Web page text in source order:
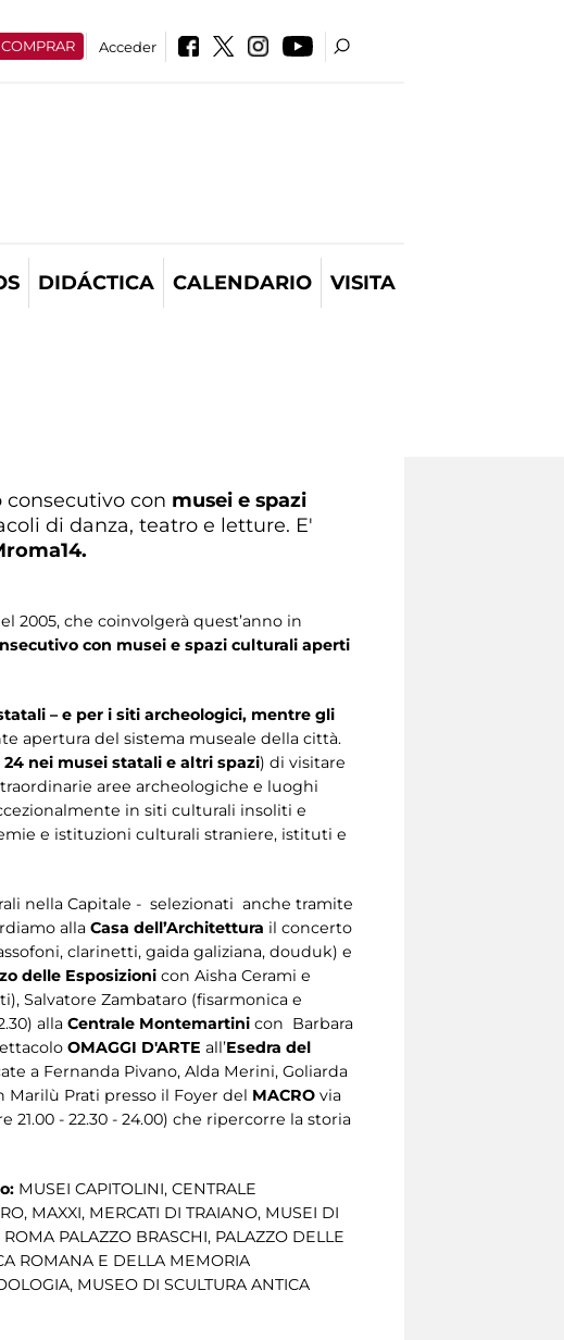
COMPRAR Acceder
DIDÁCTICA CALENDARIO VISITA
consecutivo con musei e spazi
di danza, teatro e letture. E'
2005, che coinvolgerà quest’anno in
con musei e spazi culturali aperti
– e per i siti archeologici, mentre gli
apertura del sistema museale della città.
nei musei statali e altri spazi) di visitare
aree archeologiche e luoghi
in siti culturali insoliti e
e istituzioni culturali straniere, istituti e
nella Capitale - selezionati anche tramite
alla Casa dell’Architettura il concerto
clarinetti, gaida galiziana, douduk) e
delle Esposizioni con Aisha Cerami e
Salvatore Zambataro (fisarmonica e
alla Centrale Montemartini con Barbara
OMAGGI D'ARTE all’Esedra del
a Fernanda Pivano, Alda Merini, Goliarda
Marilù Prati presso il Foyer del MACRO via
21.00 - 22.30 - 24.00) che ripercorre la storia
MUSEI CAPITOLINI, CENTRALE
MAXXI, MERCATI DI TRAIANO, MUSEI DI
PALAZZO BRASCHI, PALAZZO DELLE
ROMANA E DELLA MEMORIA
MUSEO DI SCULTURA ANTICA